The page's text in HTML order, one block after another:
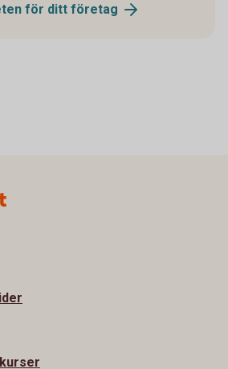
för ditt företag